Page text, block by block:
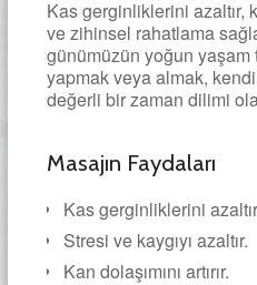
Kas gerginliklerini azaltır,
ve zihinsel rahatlama
günümüzün yoğun
yapmak veya almak,
değerli bir zaman dilimi
Masajın Faydaları
Kas gerginliklerini
Stresi ve kaygıyı azaltır.
Kan dolaşımını artırır.